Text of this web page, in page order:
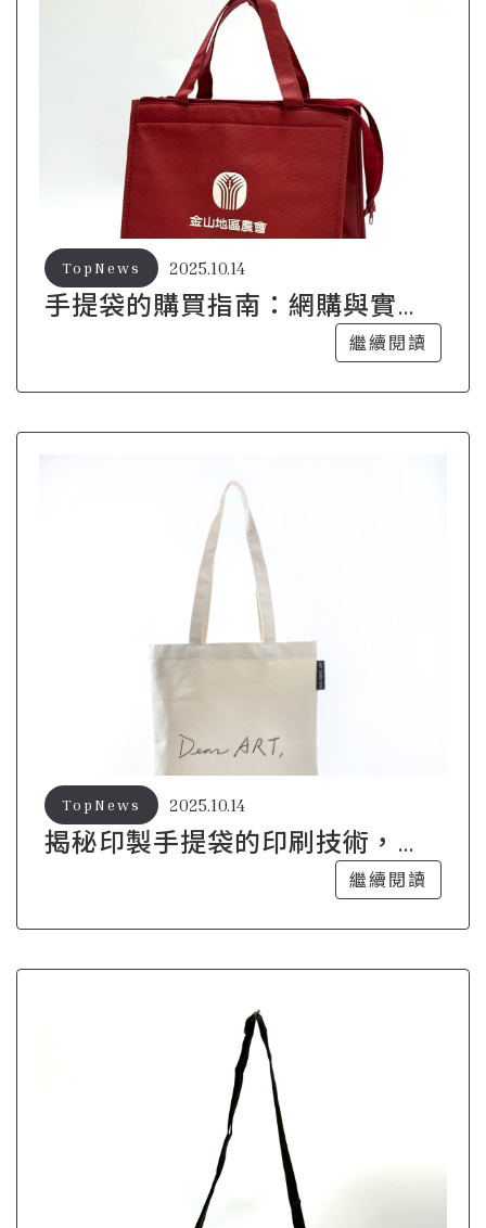
手提袋的購買指南：網購與實體
2025.10.14
TopNews
繼續閱讀
揭秘印製手提袋的印刷技術，讓
2025.10.14
TopNews
繼續閱讀